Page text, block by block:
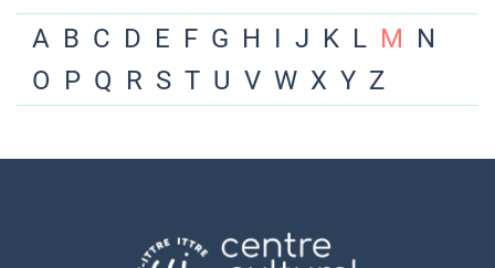
A B C D E F G H I J K L M N
O P Q R S T U V W X Y Z